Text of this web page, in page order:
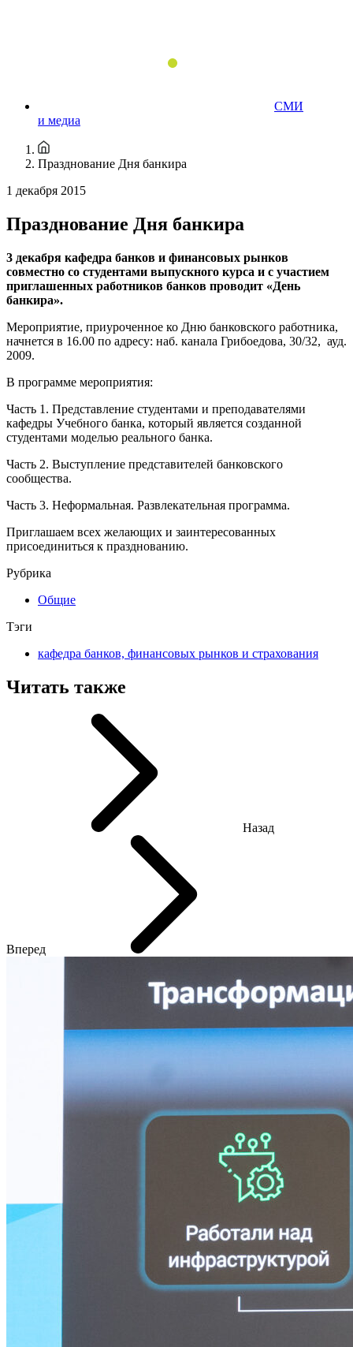
СМИ
и медиа
Празднование Дня банкира
1 декабря 2015
Празднование Дня банкира
3 декабря кафедра банков и финансовых рынков
совместно со студентами выпускного курса и с участием
приглашенных работников банков проводит «День
банкира».
Мероприятие, приуроченное ко Дню банковского работника,
начнется в 16.00 по адресу: наб. канала Грибоедова, 30/32, ауд.
2009.
В программе мероприятия:
Часть 1. Представление студентами и преподавателями
кафедры Учебного банка, который является созданной
студентами моделью реального банка.
Часть 2. Выступление представителей банковского
сообщества.
Часть 3. Неформальная. Развлекательная программа.
Приглашаем всех желающих и заинтересованных
присоединиться к празднованию.
Рубрика
Общие
Тэги
кафедра банков, финансовых рынков и страхования
Читать также
Назад
Вперед